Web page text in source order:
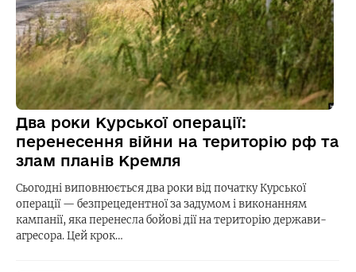
Два роки Курської операції:
перенесення війни на територію рф та
злам планів Кремля
Сьогодні виповнюється два роки від початку Курської
операції — безпрецедентної за задумом і виконанням
кампанії, яка перенесла бойові дії на територію держави-
агресора. Цей крок…